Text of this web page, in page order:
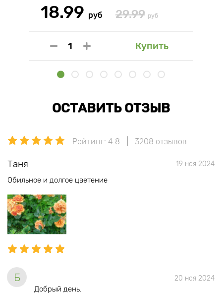
18.99 руб 29.99 руб
Купить
ОСТАВИТЬ ОТЗЫВ
Рейтинг: 4.8 3208 отзывов
Таня 19 ноя 2024
Обильное и долгое цветение
Б 20 ноя 2024
Добрый день.